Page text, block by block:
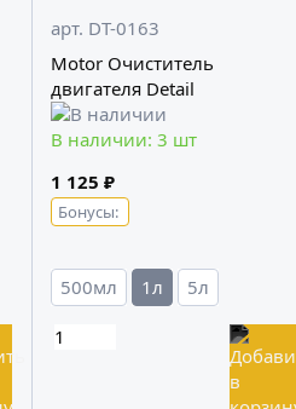
арт. DT-0163
Motor Очиститель
двигателя Detail
В наличии: 3 шт
1 125 ₽
Бонусы:
500мл 1л 5л